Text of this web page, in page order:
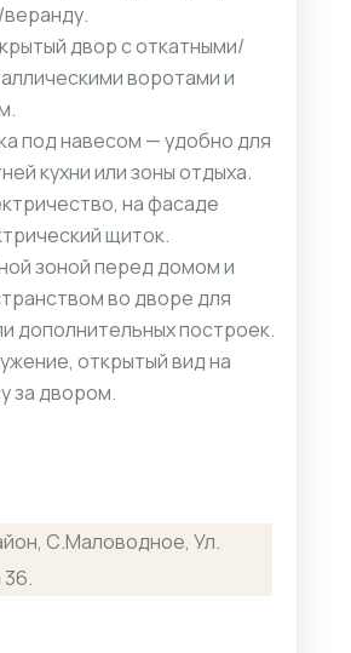
двор с откатными/
воротами и
под навесом — удобно для
кухни или зоны отдыха.
на фасаде
щиток.
зоной перед домом и
во дворе для
дополнительных построек.
открытый вид на
за двором.
С.Маловодное, Ул.